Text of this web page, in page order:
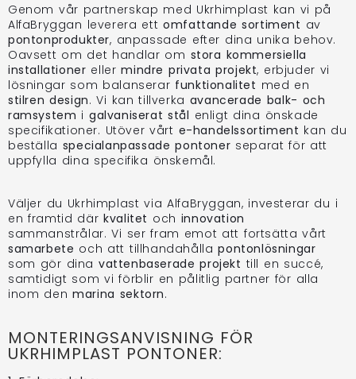
Genom vår partnerskap med Ukrhimplast kan vi på
AlfaBryggan leverera ettomfattande sortiment av
pontonprodukter, anpassade efter dina unika behov.
Oavsett om det handlar om stora kommersiella
installationer ellermindre privata projekt, erbjuder vi
lösningar som balanserar funktionalitet med en
stilren design. Vi kan tillverka avancerade balk- och
ramsystem igalvaniserat stål enligt dina önskade
specifikationer. Utöver vårt e-handelssortiment kan du
beställa specialanpassade pontoner separat för att
uppfylla dina specifika önskemål.
Väljer du Ukrhimplast via AlfaBryggan, investerar du i
en framtid därkvalitet och innovation
sammanstrålar. Vi ser fram emot att fortsätta vårt
samarbete och att tillhandahållapontonlösningar
som gör dina vattenbaserade projekt till en succé,
samtidigt som vi förblir en pålitlig partner för alla
inom denmarina sektorn.
MONTERINGSANVISNING FÖR
UKRHIMPLAST PONTONER: